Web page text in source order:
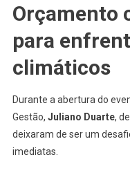
Orçamento
para
climáticos
Durante a abertura do
Gestão, Juliano Duarte,
deixaram de ser um
imediatas.